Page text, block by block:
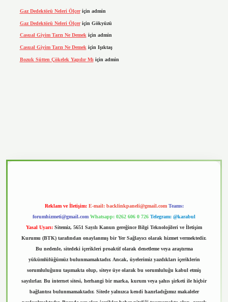
Gaz Dedektörü Neleri Ölçeriçin admin
Gaz Dedektörü Neleri Ölçeriçin Gökyüzü
Casual Giyim Tarzı Ne Demekiçin admin
Casual Giyim Tarzı Ne Demek için Işıktaş
Bozuk Sütten Çökelek Yapılır Mı için admin
Reklam ve İletişim: E-mail: backlinkpaneli@gmail.com Teams:
forumhizmeti@gmail.com Whatsapp: 0262 606 0 726 Telegram: @karabul
Yasal Uyarı: Sitemiz, 5651 Sayılı Kanun gereğince Bilgi Teknolojileri ve İletişim
Kurumu (BTK) tarafından onaylanmış bir Yer Sağlayıcı olarak hizmet vermektedir.
Bu nedenle, sitedeki içerikleri proaktif olarak denetleme veya araştırma
yükümlülüğümüz bulunmamaktadır. Ancak, üyelerimiz yazdıkları içeriklerin
sorumluluğunu taşımakta olup, siteye üye olarak bu sorumluluğu kabul etmiş
sayılırlar. Bu internet sitesi, herhangi bir marka, kurum veya şahıs şirketi ile hiçbir
bağlantısı bulunmamaktadır. Sitede yalnızca kendi hazırladığımız makaleler